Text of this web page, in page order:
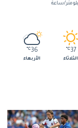
37
℃
الثلاثاء
36
℃
الأربعاء